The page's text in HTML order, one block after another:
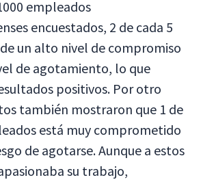
empleados
encuestados, 2 de cada 5
un alto nivel de compromiso
de agotamiento, lo que
positivos. Por otro
también mostraron que 1 de
está muy comprometido
de agotarse. Aunque a estos
su trabajo,